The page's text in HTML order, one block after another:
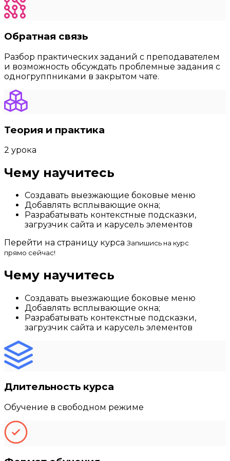
Обратная связь
Разбор практических заданий с преподавателем
и возможность обсуждать проблемные задания с
одногруппниками в закрытом чате.
Теория и практика
2 урока
Чему научитесь
Создавать выезжающие боковые меню
Добавлять всплывающие окна;
Разрабатывать контекстные подсказки,
загрузчик сайта и карусель элементов
Перейти на страницу курса Запишись на курс
прямо сейчас!
Чему научитесь
Создавать выезжающие боковые меню
Добавлять всплывающие окна;
Разрабатывать контекстные подсказки,
загрузчик сайта и карусель элементов
Длительность курса
Обучение в свободном режиме